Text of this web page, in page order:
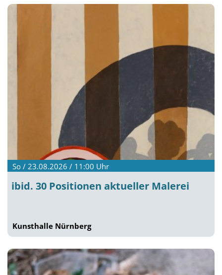
So / 23.08.2026 / 11:00 Uhr
ibid. 30 Positionen aktueller Malerei
Kunsthalle Nürnberg